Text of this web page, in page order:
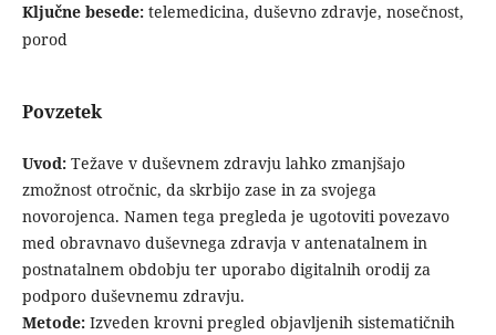
Ključne besede: telemedicina, duševno zdravje, nosečnost,
porod
Povzetek
Uvod:Težave v duševnem zdravju lahko zmanjšajo
zmožnost otročnic, da skrbijo zase in za svojega
novorojenca. Namen tega pregleda je ugotoviti povezavo
med obravnavo duševnega zdravja v antenatalnem in
postnatalnem obdobju ter uporabo digitalnih orodij za
podporo duševnemu zdravju.
Metode:Izveden krovni pregled objavljenih sistematičnih